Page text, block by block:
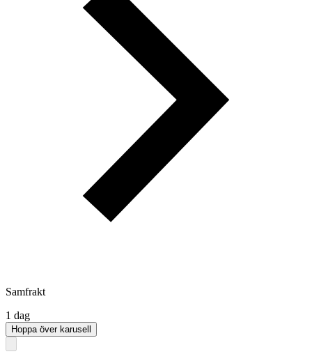
Samfrakt
1 dag
Hoppa över karusell